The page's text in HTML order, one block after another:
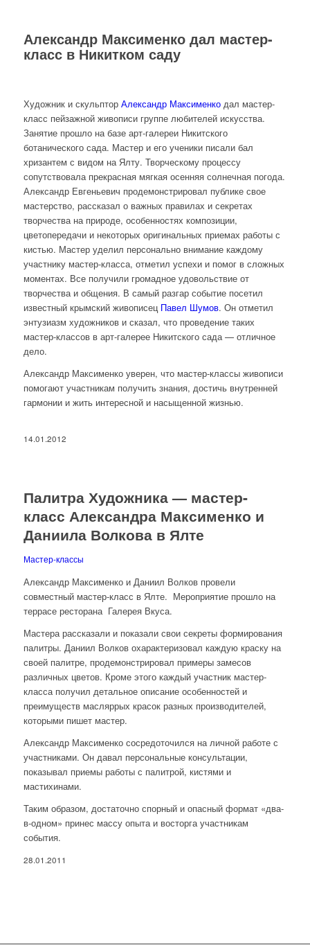
Александр Максименко дал мастер-
класс в Никитком саду
Художник и скульптор Александр Максименкодал мастер-
класс пейзажной живописи группе любителей искусства.
Занятие прошло на базе арт-галереи Никитского
ботанического сада. Мастер и его ученики писали бал
хризантем с видом на Ялту. Творческому процессу
сопутствовала прекрасная мягкая осенняя солнечная погода.
Александр Евгеньевич продемонстрировал публике свое
мастерство, рассказал о важных правилах и секретах
творчества на природе, особенностях композиции,
цветопередачи и некоторых оригинальных приемах работы с
кистью. Мастер уделил персонально внимание каждому
участнику мастер-класса, отметил успехи и помог в сложных
моментах. Все получили громадное удовольствие от
творчества и общения. В самый разгар событие посетил
известный крымский живописец Павел Шумов. Он отметил
энтузиазм художников и сказал, что проведение таких
мастер-классов в арт-галерее Никитского сада — отличное
дело.
Александр Максименко уверен, что мастер-классы живописи
помогают участникам получить знания, достичь внутренней
гармонии и жить интересной и насыщенной жизнью.
14.01.2012
Палитра Художника — мастер-
класс Александра Максименко и
Даниила Волкова в Ялте
Мастер-классы
Александр Максименко и Даниил Волков провели
совместный мастер-класс в Ялте. Мероприятие прошло на
террасе ресторана Галерея Вкуса.
Мастера рассказали и показали свои секреты формирования
палитры. Даниил Волков охарактеризовал каждую краску на
своей палитре, продемонстрировал примеры замесов
различных цветов. Кроме этого каждый участник мастер-
класса получил детальное описание особенностей и
преимуществ масляррых красок разных производителей,
которыми пишет мастер.
Александр Максименко сосредоточился на личной работе с
участниками. Он давал персональные консультации,
показывал приемы работы с палитрой, кистями и
мастихинами.
Таким образом, достаточно спорный и опасный формат «два-
в-одном» принес массу опыта и восторга участникам
события.
28.01.2011